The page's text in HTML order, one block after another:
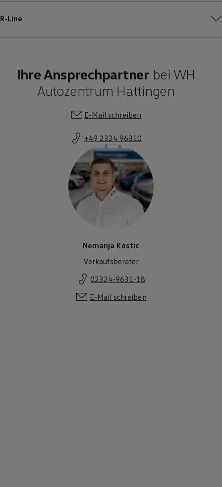
R‑Line
Ihre Ansprechpartnerbei WH
Autozentrum Hattingen
E-Mail schreiben
+49 2324 96310
Nemanja Kostic
Verkaufsberater
02324-9631-18
E-Mail schreiben